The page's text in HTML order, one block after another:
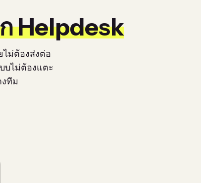
Helpdesk
ม่ต้องส่งต่อ
บไม่ต้องแตะ
งทีม